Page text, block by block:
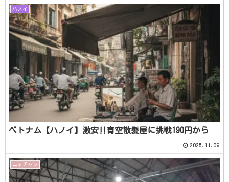
ハノイ
ベトナム【ハノイ】激安‼青空散髪屋に挑戦190円から
2025.11.09
ニャチャン